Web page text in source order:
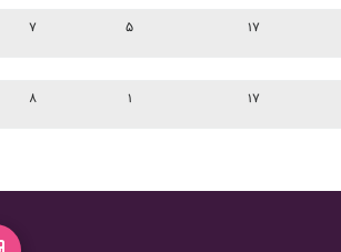
۷ ۵ ۱۷
۸ ۱ ۱۷